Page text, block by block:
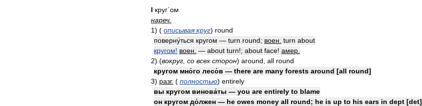
I круг`ом
нареч
1) ( описывая круг) round
поверну́ться кругом — turn round; воен turn about
кругом! воен — about turn!; about face! амер
2) (вокруг со всех сторон) around all round
кругом мно́го лесо́в — there are many forests around [all round]
3) разг. ( полностью) entirely
вы кругом винова́ты — you are entirely to blame
он кругом до́лжен — he owes money all round; he is up to his ears in dept [det]